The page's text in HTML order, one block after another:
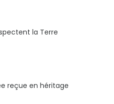
la Terre
reçue en héritage